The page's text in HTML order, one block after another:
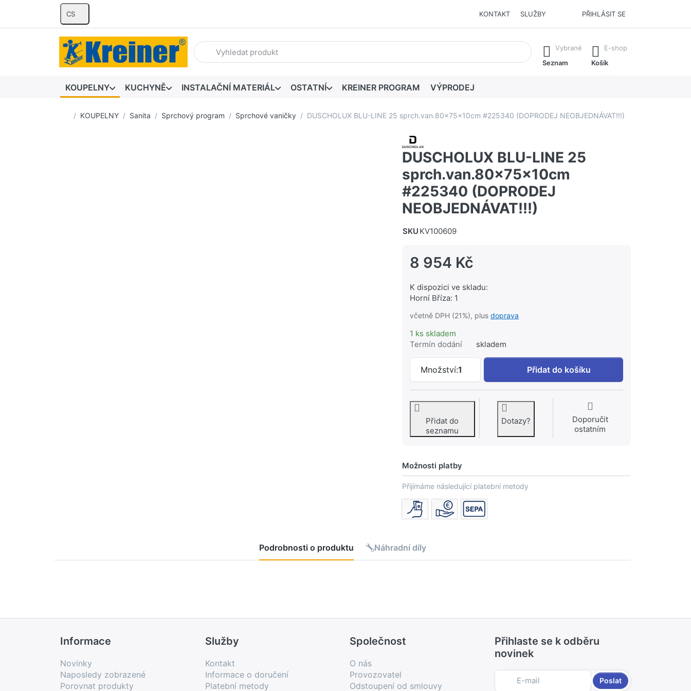
CS KONTAKT SLUŽBY PŘIHLÁSIT SE
Zadejte hledaný výraz. První výsledky se zobrazí automaticky při zadávání. Stisknutím klávesy Enter vyvoláte všechny výsledky.
Vybrané
Seznam
E-shop
Košík
KOUPELNY KUCHYNĚ INSTALAČNÍ MATERIÁL OSTATNÍ KREINER PROGRAM VÝPRODEJ
Domovská stránka
KOUPELNY Sanita Sprchový program Sprchové vaničky DUSCHOLUX BLU-LINE 25 sprch.van.80x75x10cm #225340 (DOPRODEJ NEOBJEDNÁVAT!!!)
DUSCHOLUX BLU-LINE 25
sprch.van.80x75x10cm
#225340 (DOPRODEJ
NEOBJEDNÁVAT!!!)
SKU KV100609
8 954 Kč
K dispozici ve skladu:
Horní Bříza: 1
včetně DPH (21%), plus doprava
1 ks skladem
Termín dodání
skladem
Množství:1
DUSCHOLUX BLU-LINE 25 sprch.van.80x75x10cm
Přidat do košíku
Přidat do
seznamu
Dotazy?
Doporučit
ostatním
Možnosti platby
Přijímáme následující platební metody
Podrobnosti o produktu Náhradní díly
Informace
Novinky
Naposledy zobrazené
Porovnat produkty
Služby
Kontakt
Informace o doručení
Platební metody
Společnost
O nás
Provozovatel
Odstoupení od smlouvy
Přihlaste se k odběru
novinek
Poslat